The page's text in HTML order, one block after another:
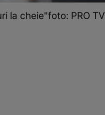
la cheie"foto: PRO TV